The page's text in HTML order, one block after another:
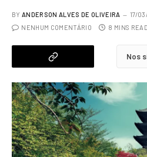
BY ANDERSON ALVES DE OLIVEIRA
17/
NENHUM COMENTÁRIO
8 MINS READ
Nos